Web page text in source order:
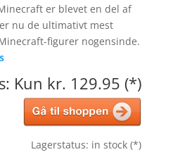
er blevet en del af
nu de ultimativt mest
figurer nogensinde.
Kun kr. 129.95 (*)
Lagerstatus: in stock (*)